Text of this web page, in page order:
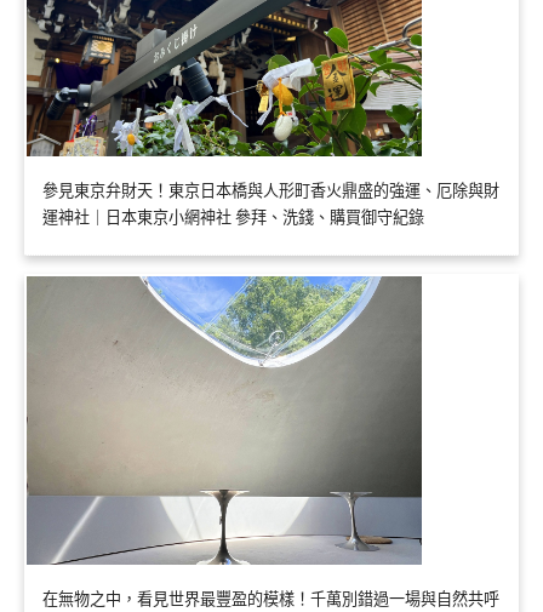
參見東京弁財天！東京日本橋與人形町香火鼎盛的強運、厄除與財
運神社｜日本東京小網神社 參拜、洗錢、購買御守紀錄
在無物之中，看見世界最豐盈的模樣！千萬別錯過一場與自然共呼